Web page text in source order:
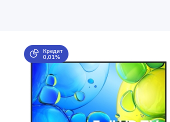
Кредит
0,01%